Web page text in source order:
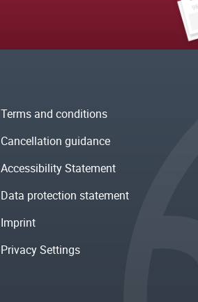
Terms and conditions
Cancellation guidance
Accessibility Statement
Data protection statement
Imprint
Privacy Settings